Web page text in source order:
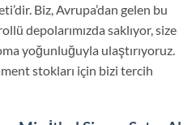
Biz, Avrupa’dan gelen bu
depolarımızda saklıyor, size
yoğunluğuyla ulaştırıyoruz.
stokları için bizi tercih